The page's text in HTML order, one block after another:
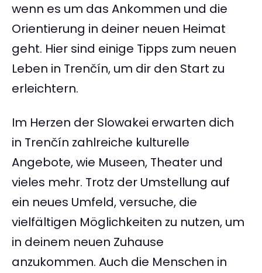
wenn es um das Ankommen und die
Orientierung in deiner neuen Heimat
geht. Hier sind einige Tipps zum neuen
Leben in Trenčín, um dir den Start zu
erleichtern.
Im Herzen der Slowakei erwarten dich
in Trenčín zahlreiche kulturelle
Angebote, wie Museen, Theater und
vieles mehr. Trotz der Umstellung auf
ein neues Umfeld, versuche, die
vielfältigen Möglichkeiten zu nutzen, um
in deinem neuen Zuhause
anzukommen. Auch die Menschen in